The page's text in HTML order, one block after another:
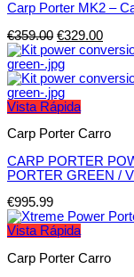
Carp Porter MK2 –
€359.00 €329.00
Vista Rápida
Carp Porter Carro
CARP PORTER
PORTER GREEN /
€995.99
Vista Rápida
Carp Porter Carro